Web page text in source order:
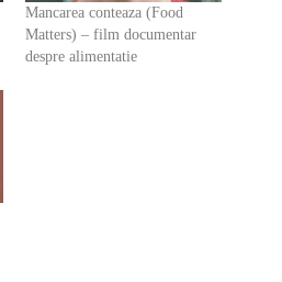
Mancarea conteaza (Food
Matters) – film documentar
despre alimentatie